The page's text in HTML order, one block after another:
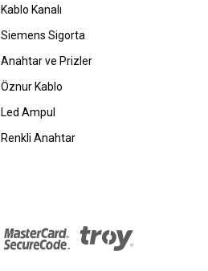
Kablo Kanalı
Siemens Sigorta
Anahtar ve Prizler
Öznur Kablo
Led Ampul
Renkli Anahtar